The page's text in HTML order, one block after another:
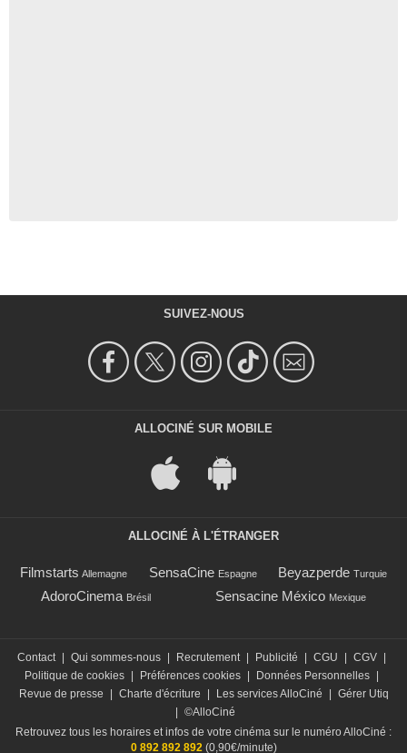
SUIVEZ-NOUS
ALLOCINÉ SUR MOBILE
ALLOCINÉ À L'ÉTRANGER
Filmstarts Allemagne SensaCine Espagne Beyazperde Turquie
AdoroCinema Brésil Sensacine México Mexique
Contact | Qui sommes-nous | Recrutement | Publicité | CGU | CGV |
Politique de cookies | Préférences cookies | Données Personnelles |
Revue de presse
| Charte d'écriture | Les services AlloCiné | Gérer Utiq
| ©AlloCiné
Retrouvez tous les horaires et infos de votre cinéma sur le numéro AlloCiné :
0 892 892 892(0,90€/minute)